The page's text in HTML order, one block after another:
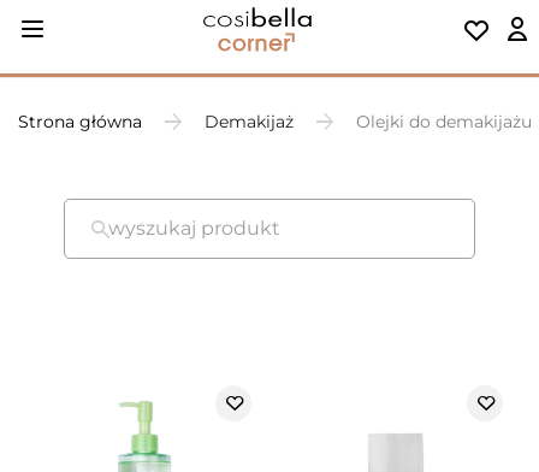
Strona główna Demakijaż Olejki do demakijażu
wyszukaj produkt